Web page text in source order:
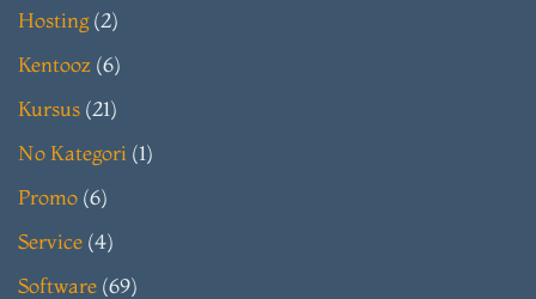
Hosting(2)
Kentooz (6)
Kursus (21)
No Kategori (1)
Promo (6)
Service (4)
Software (69)